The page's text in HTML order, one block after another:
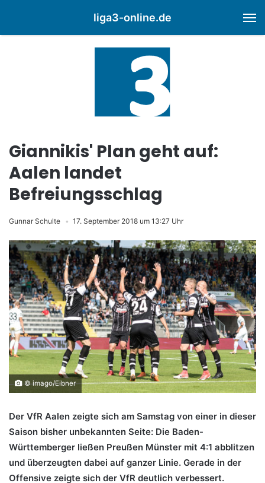
liga3-online.de
Giannikis' Plan geht auf:
Aalen landet
Befreiungsschlag
Gunnar Schulte 17. September 2018 um 13:27 Uhr
© imago/Eibner
Der VfR Aalen zeigte sich am Samstag von einer in dieser
Saison bisher unbekannten Seite: Die Baden-
Württemberger ließen Preußen Münster mit 4:1 abblitzen
und überzeugten dabei auf ganzer Linie. Gerade in der
Offensive zeigte sich der VfR deutlich verbessert.